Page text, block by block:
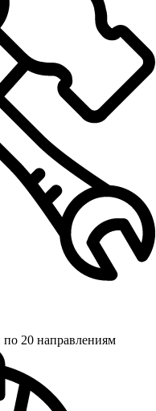
20 направлениям